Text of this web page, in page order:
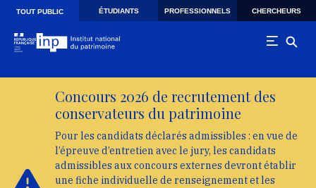
Skip to main navigation
Aller au contenu principal
TOUT PUBLIC ÉTUDIANTS PROFESSIONNELS CHERCHEURS
Concours 2026 de recrutement des
conservateurs du patrimoine
Pour les candidats déclarés admissibles : en vue de
l’épreuve d’entretien avec le jury, les candidats
admissibles aux concours externes devront établir
une fiche individuelle de renseignement et les